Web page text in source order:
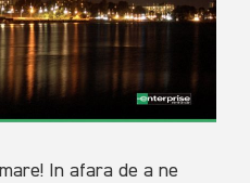
In afara de a ne